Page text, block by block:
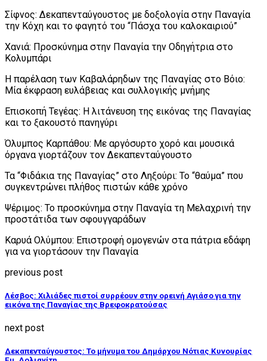
Σίφνος: Δεκαπενταύγουστος με δοξολογία στην Παναγία
την Κόχη και το φαγητό του “Πάσχα του καλοκαιριού”
Χανιά: Προσκύνημα στην Παναγία την Οδηγήτρια στο
Κολυμπάρι
Η παρέλαση των Καβαλάρηδων της Παναγίας στο Βόιο:
Μία έκφραση ευλάβειας και συλλογικής μνήμης
Επισκοπή Τεγέας: Η λιτάνευση της εικόνας της Παναγίας
και το ξακουστό πανηγύρι
Όλυμπος Καρπάθου: Mε αργόσυρτο χορό και μουσικά
όργανα γιορτάζουν τον Δεκαπενταύγουστο
Τα “Φιδάκια της Παναγίας” στο Ληξούρι: Το “θαύμα” που
συγκεντρώνει πλήθος πιστών κάθε χρόνο
Ψέριμος: Το προσκύνημα στην Παναγία τη Μελαχρινή την
προστάτιδα των σφουγγαράδων
Καρυά Ολύμπου: Επιστροφή ομογενών στα πάτρια εδάφη
για να γιορτάσουν την Παναγία
previous post
Λέσβος: Χιλιάδες πιστοί συρρέουν στην ορεινή Αγιάσο για την
εικόνα της Παναγίας της Βρεφοκρατούσας
next post
Δεκαπενταύγουστος: Το μήνυμα του Δημάρχου Νότιας Κυνουρίας